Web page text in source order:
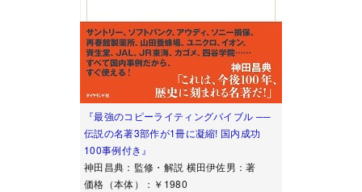
『最強のコピーライティングバイブル ──
伝説の名著3部作が1冊に凝縮! 国内成功
100事例付き』
神田昌典：監修・解説 横田伊佐男：著
価格（本体）：￥1980